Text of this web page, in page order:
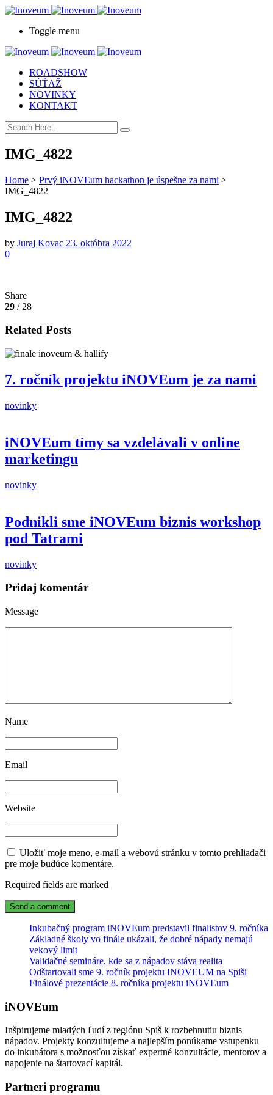
Toggle menu
ROADSHOW
SÚŤAŽ
NOVINKY
KONTAKT
IMG_4822
Home > Prvý iNOVEum hackathon je úspešne za nami >
IMG_4822
IMG_4822
by Juraj Kovac 23. októbra 2022
0
Share
29 / 28
Related Posts
7. ročník projektu iNOVEum je za nami
novinky
iNOVEum tímy sa vzdelávali v online
marketingu
novinky
Podnikli sme iNOVEum biznis workshop
pod Tatrami
novinky
Pridaj komentár
Message
Name
Email
Website
Uložiť moje meno, e-mail a webovú stránku v tomto prehliadači
pre moje budúce komentáre.
Required fields are marked
Inkubačný program iNOVEum predstavil finalistov 9. ročníka
Základné školy vo finále ukázali, že dobré nápady nemajú
vekový limit
Validačné semináre, kde sa z nápadov stáva realita
Odštartovali sme 9. ročník projektu INOVEUM na Spiši
Finálové prezentácie 8. ročníka projektu iNOVEum
iNOVEum
Inšpirujeme mladých ľudí z regiónu Spiš k rozbehnutiu biznis
nápadov. Projekty konzultujeme a najlepším ponúkame vstupenku
do inkubátora s možnosťou získať expertné konzultácie, mentorov a
napojenie na štartovací kapitál.
Partneri programu